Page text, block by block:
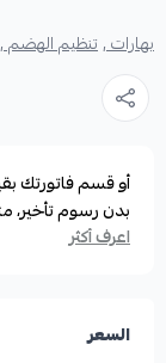
بهارات ,تنظيم الهضم ,
أو قسم فاتورتك
بدون رسوم تأخير،
اعرف أكثر
السعر